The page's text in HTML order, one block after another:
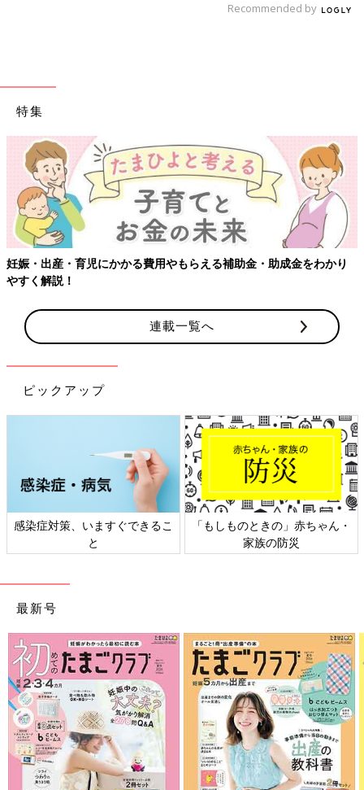
Recommended by
特集
妊娠・出産・育児にかかる費用やもらえる補助金・助成金をわかり
やすく解説！
連載一覧へ
ピックアップ
感染症対策、いますぐできるこ
と
「もしものときの」赤ちゃん・
家族の防災
最新号